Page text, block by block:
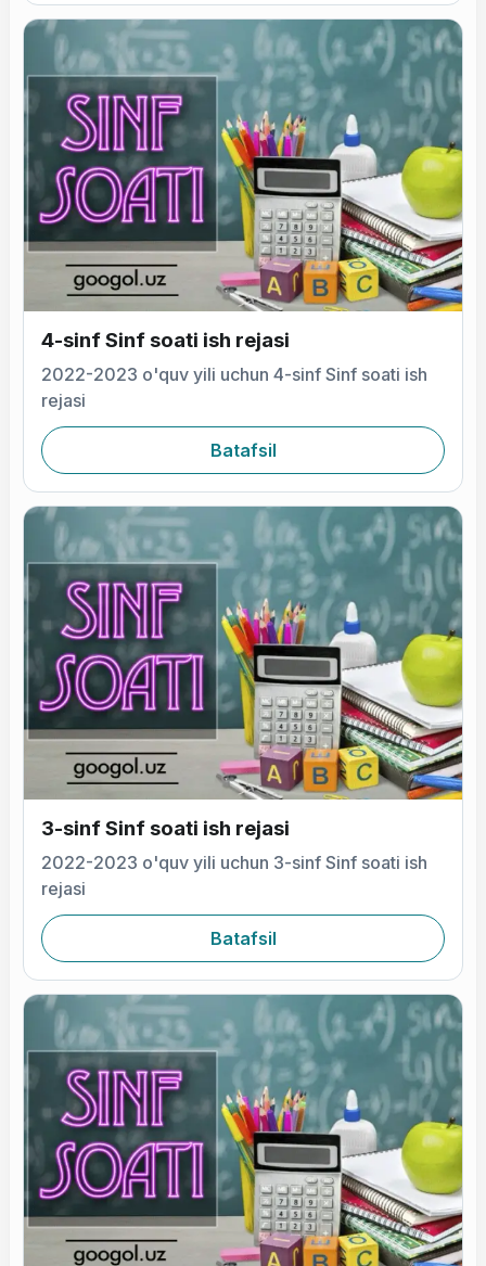
4-sinf Sinf soati ish rejasi
2022-2023 o'quv yili uchun 4-sinf Sinf soati ish
rejasi
Batafsil
3-sinf Sinf soati ish rejasi
2022-2023 o'quv yili uchun 3-sinf Sinf soati ish
rejasi
Batafsil